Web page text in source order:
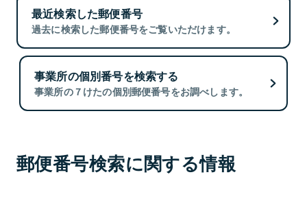
最近検索した郵便番号
過去に検索した郵便番号をご覧いただけます。
事業所の個別番号を検索する
事業所の７けたの個別郵便番号をお調べします。
郵便番号検索に関する情報